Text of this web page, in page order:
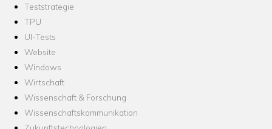
Teststrategie
TPU
UI-Tests
Website
Windows
Wirtschaft
Wissenschaft & Forschung
Wissenschaftskommunikation